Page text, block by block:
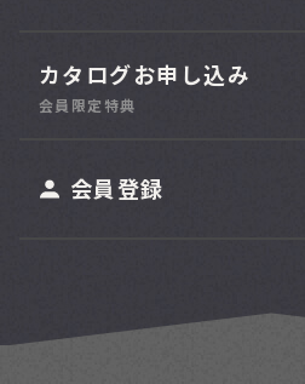
カタログお申し込み
会員限定特典
会員登録